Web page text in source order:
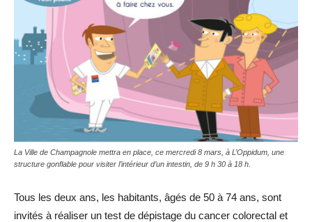
La Ville de Champagnole mettra en place, ce mercredi 8 mars, à L’Oppidum, une
structure gonflable pour visiter l’intérieur d’un intestin, de 9 h 30 à 18 h.
Tous les deux ans, les habitants, âgés de 50 à 74 ans, sont
invités à réaliser un test de dépistage du cancer colorectal et